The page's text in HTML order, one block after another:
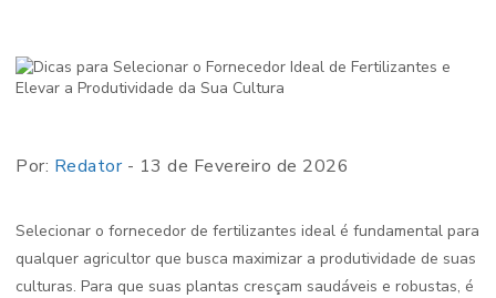
Por: Redator- 13 de Fevereiro de 2026
Selecionar o fornecedor de fertilizantes ideal é fundamental para
qualquer agricultor que busca maximizar a produtividade de suas
culturas. Para que suas plantas cresçam saudáveis e robustas, é